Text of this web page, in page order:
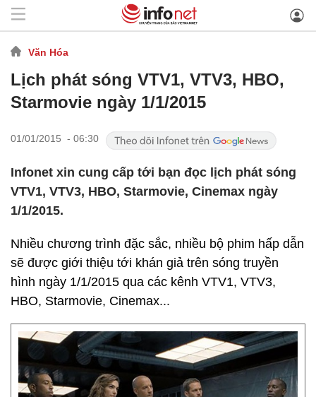
Văn Hóa
Lịch phát sóng VTV1, VTV3, HBO,
Starmovie ngày 1/1/2015
01/01/2015 - 06:30
Infonet xin cung cấp tới bạn đọc lịch phát sóng
VTV1, VTV3, HBO, Starmovie, Cinemax ngày
1/1/2015.
Nhiều chương trình đặc sắc, nhiều bộ phim hấp dẫn
sẽ được giới thiệu tới khán giả trên sóng truyền
hình ngày 1/1/2015 qua các kênh VTV1, VTV3,
HBO, Starmovie, Cinemax...